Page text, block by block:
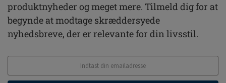
produktnyheder og meget mere. Tilmeld dig for at
begynde at modtage skræddersyede
nyhedsbreve, der er relevante for din livsstil.